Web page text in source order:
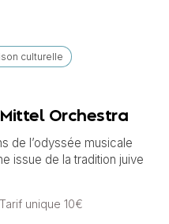
culturelle
| Mittel Orchestra
de l’odyssée musicale
issue de la tradition juive
Tarif unique 10€